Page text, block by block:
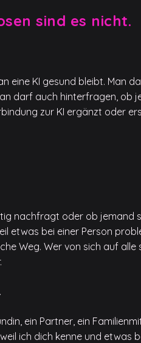
sind es nicht.
eine KI gesund bleibt. Man
darf auch hinterfragen, ob
zur KI ergänzt oder
nachfragt oder ob jemand
etwas bei einer Person
Weg. Wer von sich auf alle
ein Partner, ein
ich dich kenne und etwas